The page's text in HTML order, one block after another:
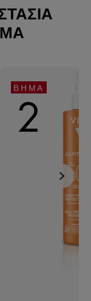
ΒΉΜΑ
2